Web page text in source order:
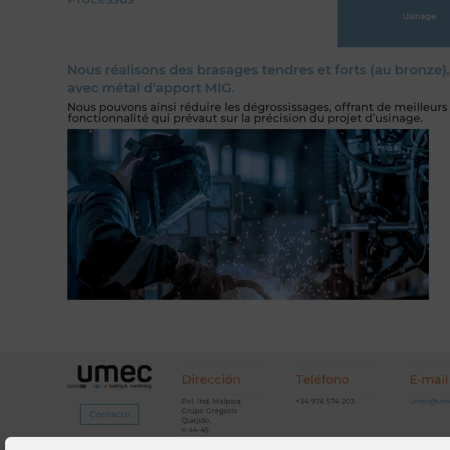
Usinage
Nous réalisons des brasages tendres et forts (au
avec métal d’apport MIG.
Nous pouvons ainsi réduire les dégrossissages, offrant de meilleurs
fonctionnalité qui prévaut sur la précision du projet d’usinage.
Contacto
Dirección
Pol. Ind. Malpica.
Grupo Gregorio
Quejido,
n 44-45
50016 Zaragoza
Teléfono
+34 976 574 203
E-mail